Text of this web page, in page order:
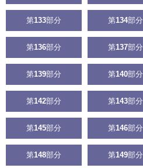
第133部分 第134部分
第136部分 第137部分
第139部分 第140部分
第142部分 第143部分
第145部分 第146部分
第148部分 第149部分